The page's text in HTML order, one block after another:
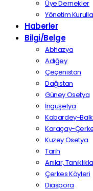
Üye Dernekler
Yönetim
Haberler
Bilgi/Belge
Abhazya
Adığey
Çeçenistan
Dağıstan
Güney Osetya
İnguşetya
Kabardey-
Karaçay-
Kuzey Osetya
Tarih
Anılar,
Çerkes Köyleri
Diaspora